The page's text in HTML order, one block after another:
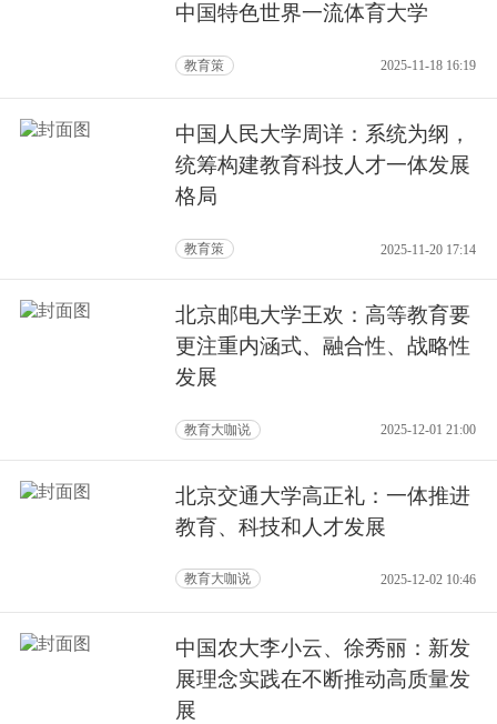
中国特色世界一流体育大学
教育策 2025-11-18 16:19
中国人民大学周详：系统为纲，
统筹构建教育科技人才一体发展
格局
教育策 2025-11-20 17:14
北京邮电大学王欢：高等教育要
更注重内涵式、融合性、战略性
发展
教育大咖说 2025-12-01 21:00
北京交通大学高正礼：一体推进
教育、科技和人才发展
教育大咖说 2025-12-02 10:46
中国农大李小云、徐秀丽：新发
展理念实践在不断推动高质量发
展